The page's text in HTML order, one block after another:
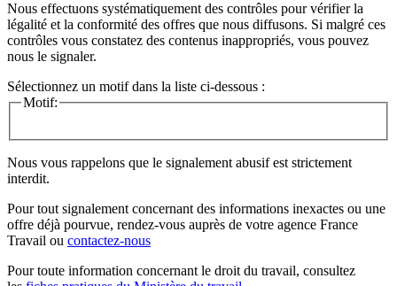
Nous effectuons systématiquement des contrôles pour vérifier la
légalité et la conformité des offres que nous diffusons. Si malgré ces
contrôles vous constatez des contenus inappropriés, vous pouvez
nous le signaler.
Sélectionnez un motif dans la liste ci-dessous :
Motif:
Nous vous rappelons que le signalement abusif est strictement
interdit.
Pour tout signalement concernant des informations inexactes ou une
offre déjà pourvue, rendez-vous auprès de votre agence France
Travail ou contactez-nous
Pour toute information concernant le droit du travail, consultez